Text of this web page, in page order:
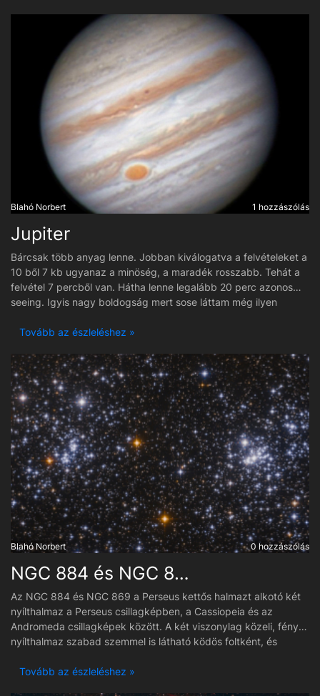
az a bolygó árnyéka miatt van nem szerkesztési hiba :D 9
felvétel sikerült ami jobb, azokat derotáltam.
Blahó Norbert 1 hozzászólás
Jupiter
Bárcsak több anyag lenne. Jobban kiválogatva a felvételeket a
10 ből 7 kb ugyanaz a minöség, a maradék rosszabb. Tehát a
felvétel 7 percből van. Hátha lenne legalább 20 perc azonos
seeing. Igyis nagy boldogság mert sose láttam még ilyen
részletes, sima feldogozás.
Tovább az észleléshez »
Blahó Norbert 0 hozzászólás
NGC 884 és NGC 869
Az NGC 884 és NGC 869 a Perseus kettős halmazt alkotó két
nyílthalmaz a Perseus csillagképben, a Cassiopeia és az
Andromeda csillagképek között. A két viszonylag közeli, fényes
nyílthalmaz szabad szemmel is látható ködös foltként, és
csillagászok egyik kedvence, kiválóan fényképezhető és
Tovább az észleléshez »